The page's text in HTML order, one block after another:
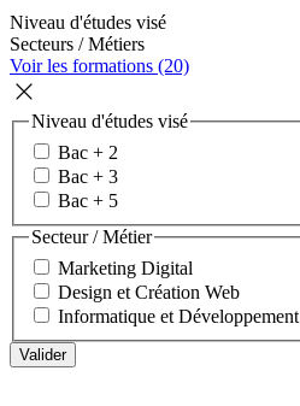
Niveau d'études visé
Secteurs / Métiers
Voir les formations (20)
Niveau d'études visé
Bac + 2
Bac + 3
Bac + 5
Secteur / Métier
Marketing Digital
Design et Création Web
Informatique et Développement